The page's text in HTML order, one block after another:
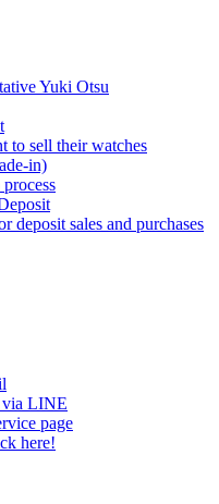
Yuki Otsu
to sell their watches
in)
deposit sales and purchases
via LINE
page
here!